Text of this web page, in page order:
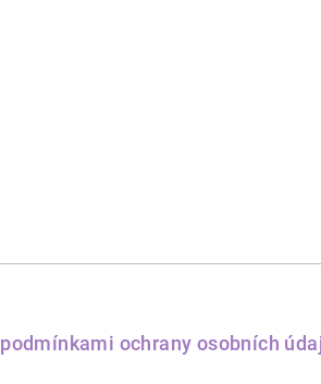
podmínkami ochrany osobních